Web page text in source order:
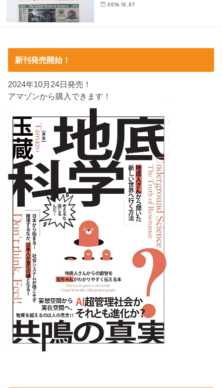
2016.12.07
新刊発売開始！
2024年10月24日発売！
アマゾンから購入できます！